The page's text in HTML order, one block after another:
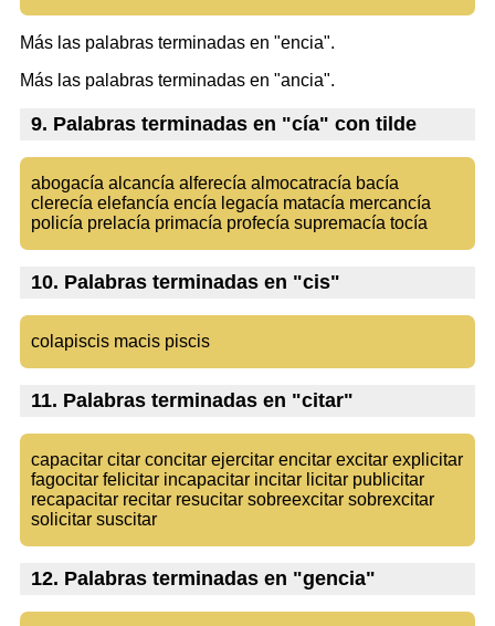
Más las palabras terminadas en "encia".
Más las palabras terminadas en "ancia".
9. Palabras terminadas en "cía" con tilde
abogacía alcancía alferecía almocatracía bacía
clerecía elefancía encía legacía matacía mercancía
policía prelacía primacía profecía supremacía tocía
10. Palabras terminadas en "cis"
colapiscis macis piscis
11. Palabras terminadas en "citar"
capacitar citar concitar ejercitar encitar excitar explicitar
fagocitar felicitar incapacitar incitar licitar publicitar
recapacitar recitar resucitar sobreexcitar sobrexcitar
solicitar suscitar
12. Palabras terminadas en "gencia"